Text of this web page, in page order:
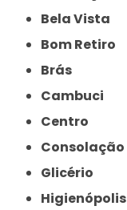
Bela Vista
Bom Retiro
Brás
Cambuci
Centro
Consolação
Glicério
Higienópolis